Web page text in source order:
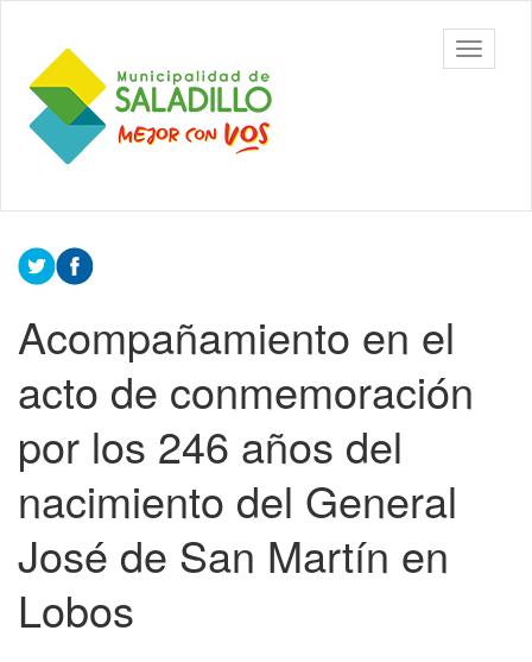
contenido
principal
Municipalidad
de Saladillo
barra
Contenido
principal
Acompañamiento en el
acto de conmemoración
por los 246 años del
nacimiento del General
José de San Martín en
Lobos